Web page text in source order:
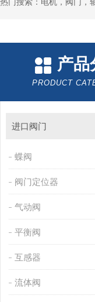
产品
PRODUCT
进口阀门
蝶阀
阀门定位器
气动阀
平衡阀
互感器
流体阀